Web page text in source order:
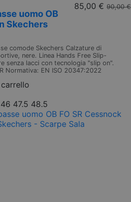
uomo OB
Skechers
85,00 € 90,00 €
comode Skechers Calzature di
nere. Linea Hands Free Slip-
senza lacci con tecnologia "slip on".
Normativa: EN ISO 20347:2022
46 47.5 48.5